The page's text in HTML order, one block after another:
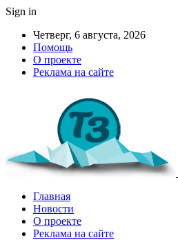
Sign in
Четверг, 6 августа, 2026
Помощь
О проекте
Реклама на сайте
Главная
Новости
О проекте
Реклама на сайте